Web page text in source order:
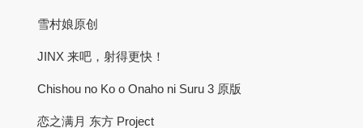
雪村娘原创
JINX 来吧，射得更快！
Chishou no Ko o Onaho ni Suru 3 原版
恋之满月 东方 Project